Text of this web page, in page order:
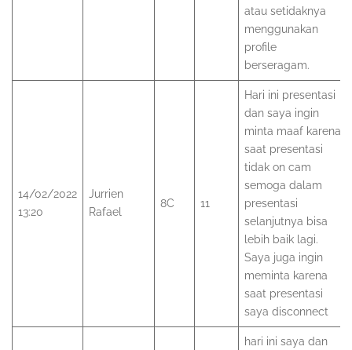
atau setidaknya
menggunakan
profile
berseragam.
14/02/2022
13:20
Jurrien
Rafael
8C 11
Hari ini presentasi
dan saya ingin
minta maaf karena
saat presentasi
tidak on cam
semoga dalam
presentasi
selanjutnya bisa
lebih baik lagi.
Saya juga ingin
meminta karena
saat presentasi
saya disconnect
hari ini saya dan